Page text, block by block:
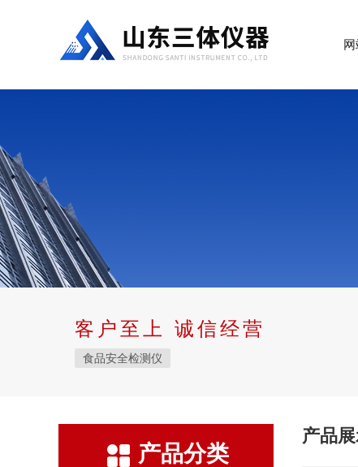
客户至上 诚信经营
食品安全检测仪
产品分类
产品